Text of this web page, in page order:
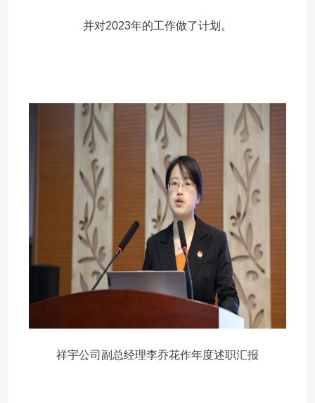
并对2023年的工作做了计划。
祥宇公司副总经理李乔花作年度述职汇报